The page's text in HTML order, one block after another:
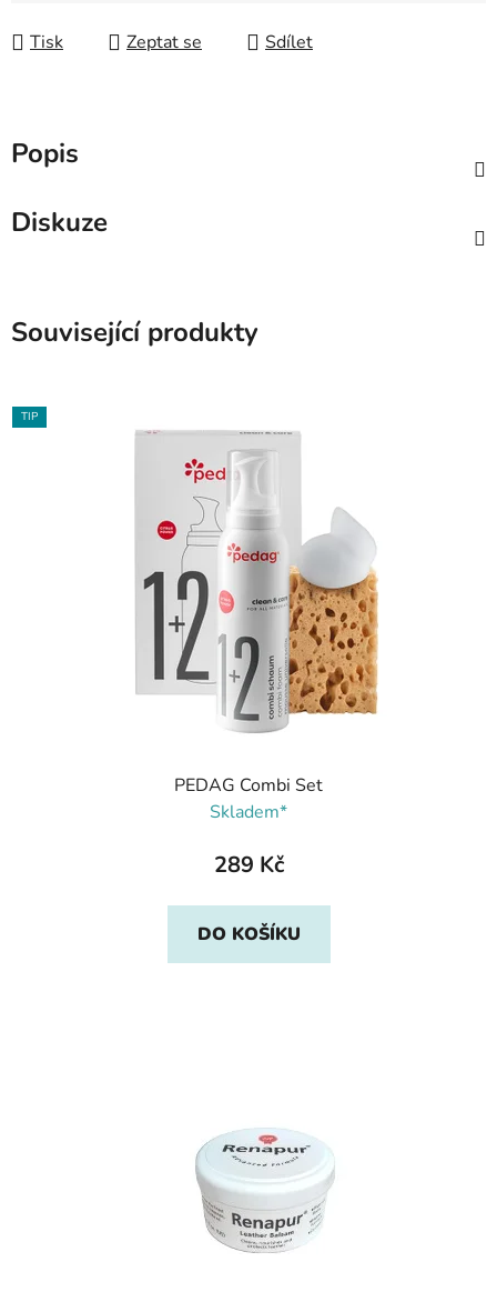
Tisk Zeptat se Sdílet
Popis
Diskuze
Související produkty
TIP
PEDAG Combi Set
Skladem*
289 Kč
DO KOŠÍKU